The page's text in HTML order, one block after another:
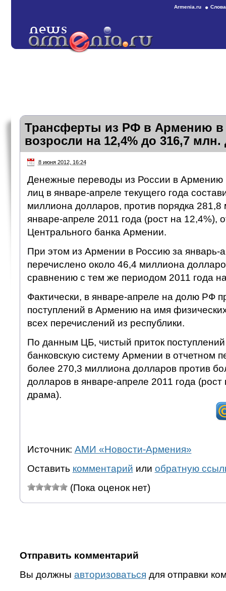
Armenia.ru
Трансферты из РФ в Армению в
возросли на 12,4% до 316,7
8 июня 2012, 16:24
Денежные переводы из России в Армению
лиц в январе-апреле текущего года
миллиона долларов, против порядка
январе-апреле 2011 года (рост на 12,4%),
Центрального банка Армении.
При этом из Армении в Россию за январь-
перечислено около 46,4 миллиона
сравнению с тем же периодом 2011 года
Фактически, в январе-апреле на долю РФ
поступлений в Армению на имя
всех перечислений из республики.
По данным ЦБ, чистый приток
банковскую систему Армении в отчетном
более 270,3 миллиона долларов против
долларов в январе-апреле 2011 года
драма).
Источник: АМИ «Новости-Армения»
Оставить комментарий или обратную
(Пока оценок нет)
Отправить комментарий
Вы должны авторизоваться для отправки